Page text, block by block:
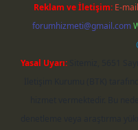
Reklam ve İletişim: E-
forumhizmeti@gmail.com
Yasal Uyarı: